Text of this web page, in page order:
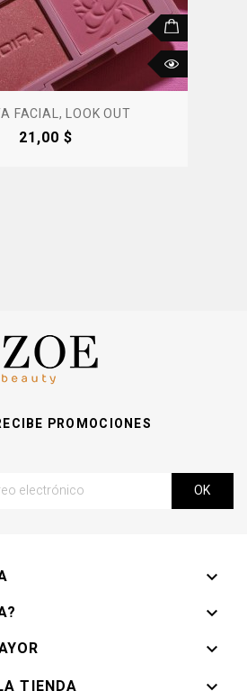
FACIAL, LOOK OUT
Precio
21,00 $
PROMOCIONES



TIENDA